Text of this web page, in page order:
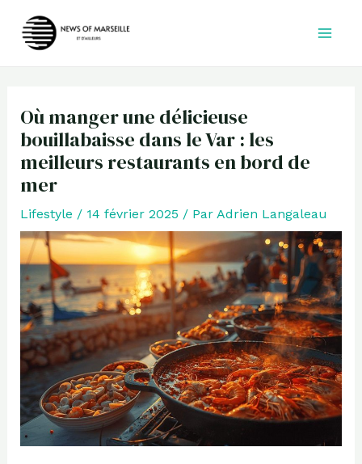
Où manger une délicieuse
bouillabaisse dans le Var : les
meilleurs restaurants en bord de
mer
Lifestyle / 14 février 2025 / Par Adrien Langaleau